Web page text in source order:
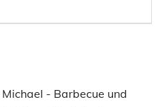
- Barbecue und